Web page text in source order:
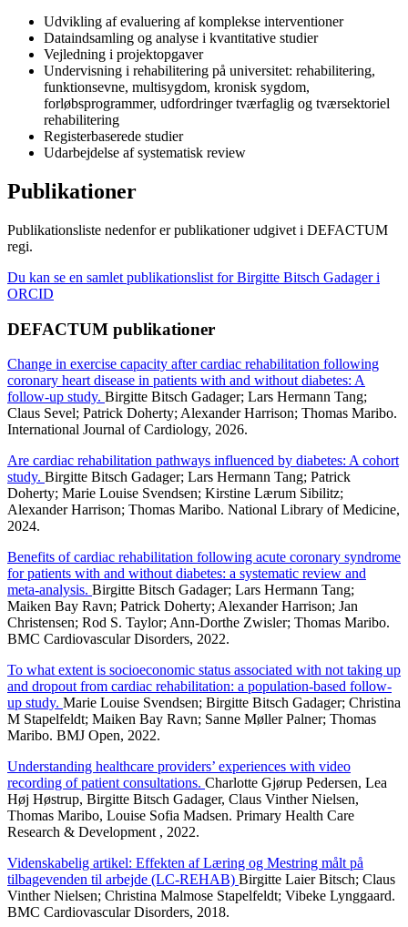
Udvikling af evaluering af komplekse interventioner
Dataindsamling og analyse i kvantitative studier
Vejledning i projektopgaver
Undervisning i rehabilitering på universitet: rehabilitering,
funktionsevne, multisygdom, kronisk sygdom,
forløbsprogrammer, udfordringer tværfaglig og tværsektoriel
rehabilitering
Registerbaserede studier
Udarbejdelse af systematisk review
Publikationer
Publikationsliste nedenfor er publikationer udgivet i DEFACTUM
regi.
Du kan se en samlet publikationslist for Birgitte Bitsch Gadager i
ORCID
DEFACTUM publikationer
Change in exercise capacity after cardiac rehabilitation following
coronary heart disease in patients with and without diabetes: A
follow-up study. Birgitte Bitsch Gadager; Lars Hermann Tang;
Claus Sevel; Patrick Doherty; Alexander Harrison; Thomas Maribo.
International Journal of Cardiology, 2026.
Are cardiac rehabilitation pathways influenced by diabetes: A cohort
study. Birgitte Bitsch Gadager; Lars Hermann Tang; Patrick
Doherty; Marie Louise Svendsen; Kirstine Lærum Sibilitz;
Alexander Harrison; Thomas Maribo. National Library of Medicine,
2024.
Benefits of cardiac rehabilitation following acute coronary syndrome
for patients with and without diabetes: a systematic review and
meta-analysis. Birgitte Bitsch Gadager; Lars Hermann Tang;
Maiken Bay Ravn; Patrick Doherty; Alexander Harrison; Jan
Christensen; Rod S. Taylor; Ann-Dorthe Zwisler; Thomas Maribo.
BMC Cardiovascular Disorders, 2022.
To what extent is socioeconomic status associated with not taking up
and dropout from cardiac rehabilitation: a population-based follow-
up study. Marie Louise Svendsen; Birgitte Bitsch Gadager; Christina
M Stapelfeldt; Maiken Bay Ravn; Sanne Møller Palner; Thomas
Maribo. BMJ Open, 2022.
Understanding healthcare providers’ experiences with video
recording of patient consultations. Charlotte Gjørup Pedersen, Lea
Høj Høstrup, Birgitte Bitsch Gadager, Claus Vinther Nielsen,
Thomas Maribo, Louise Sofia Madsen. Primary Health Care
Research & Development , 2022.
Videnskabelig artikel: Effekten af Læring og Mestring målt på
tilbagevenden til arbejde (LC-REHAB) Birgitte Laier Bitsch; Claus
Vinther Nielsen; Christina Malmose Stapelfeldt; Vibeke Lynggaard.
BMC Cardiovascular Disorders, 2018.